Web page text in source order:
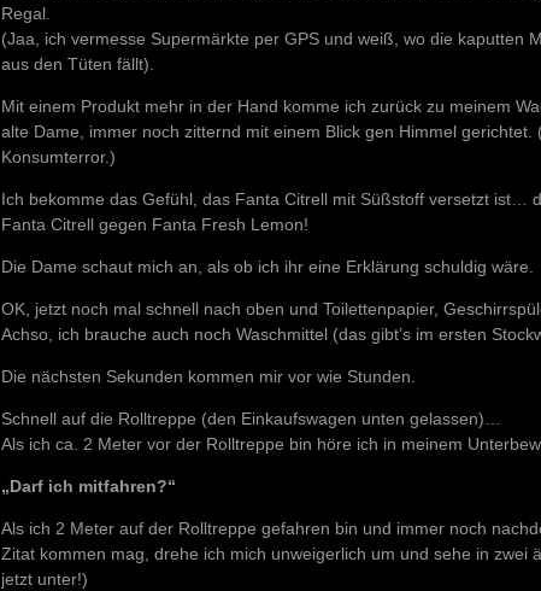
Regal.
(Jaa, ich vermesse Supermärkte per GPS und weiß, wo die kaputten
aus den Tüten fällt).
Mit einem Produkt mehr in der Hand komme ich zurück zu meinem
alte Dame, immer noch zitternd mit einem Blick gen Himmel
Konsumterror.)
Ich bekomme das Gefühl, das Fanta Citrell mit Süßstoff versetzt ist…
Fanta Citrell gegen Fanta Fresh Lemon!
Die Dame schaut mich an, als ob ich ihr eine Erklärung schuldig wäre.
OK, jetzt noch mal schnell nach oben und Toilettenpapier,
Achso, ich brauche auch noch Waschmittel (das gibt’s im ersten
Die nächsten Sekunden kommen mir vor wie Stunden.
Schnell auf die Rolltreppe (den Einkaufswagen unten gelassen)…
Als ich ca. 2 Meter vor der Rolltreppe bin höre ich in meinem
„Darf ich mitfahren?“
Als ich 2 Meter auf der Rolltreppe gefahren bin und immer noch
Zitat kommen mag, drehe ich mich unweigerlich um und sehe in zwei
jetzt unter!)